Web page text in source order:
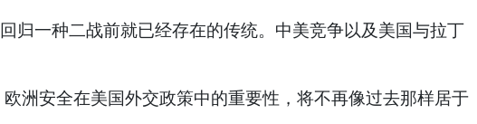
归一种二战前就已经存在的传统。中美竞争以及美国与拉丁
洲安全在美国外交政策中的重要性，将不再像过去那样居于